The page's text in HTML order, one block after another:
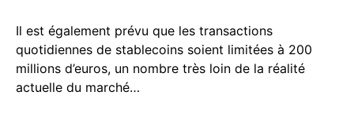
Il est également prévu que les transactions
quotidiennes de stablecoins soient limitées à 200
millions d’euros, un nombre très loin de la réalité
actuelle du marché…